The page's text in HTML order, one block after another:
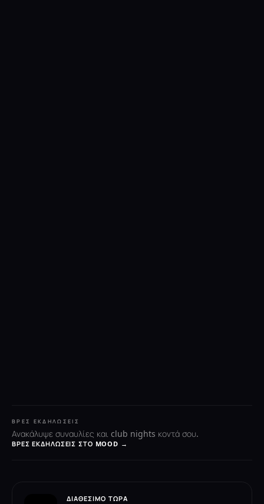
ΒΡΕΣ ΕΚΔΗΛΏΣΕΙΣ
Ανακάλυψε συναυλίες και club nights κοντά σου.
ΒΡΕΣ ΕΚΔΗΛΏΣΕΙΣ ΣΤΟ MOOD →
ΔΙΑΘΈΣΙΜΟ ΤΏΡΑ